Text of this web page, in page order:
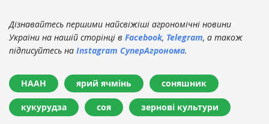
Дізнавайтесь першими найсвіжіші агрономічні новини
України на нашій сторінці в Facebook, Telegram, а також
підписуйтесь на Instagram СуперАгронома.
НААН ярий ячмінь соняшник
кукурудза соя зернові культури